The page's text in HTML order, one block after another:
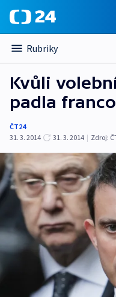
Rubriky
Kvůli
padla
ČT24
31. 3. 2014
31. 3. 2014 | Zdroj: